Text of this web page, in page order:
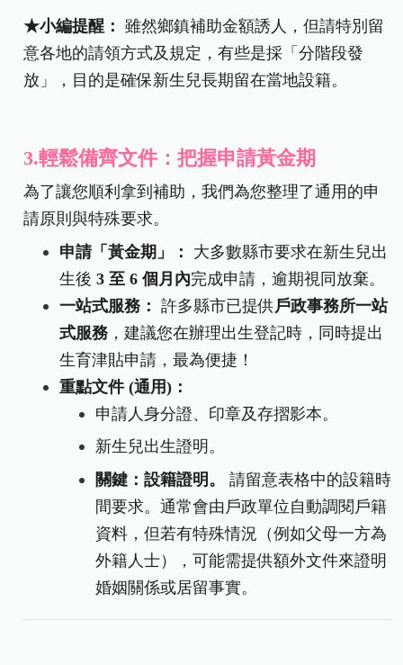
★小編提醒： 雖然鄉鎮補助金額誘人，但請特別留
意各地的請領方式及規定，有些是採「分階段發
放」，目的是確保新生兒長期留在當地設籍。
3.輕鬆備齊文件：把握申請黃金期
為了讓您順利拿到補助，我們為您整理了通用的申
請原則與特殊要求。
申請「黃金期」：
大多數縣市要求在新生兒出
生後3至 6 個月內完成申請，逾期視同放棄。
一站式服務： 許多縣市已提供戶政事務所一站
式服務，建議您在辦理出生登記時，同時提出
生育津貼申請，最為便捷！
重點文件 (通用)：
申請人身分證、印章及存摺影本。
新生兒出生證明。
關鍵：設籍證明。
請留意表格中的設籍時
間要求。通常會由戶政單位自動調閱戶籍
資料，但若有特殊情況（例如父母一方為
外籍人士），可能需提供額外文件來證明
婚姻關係或居留事實。